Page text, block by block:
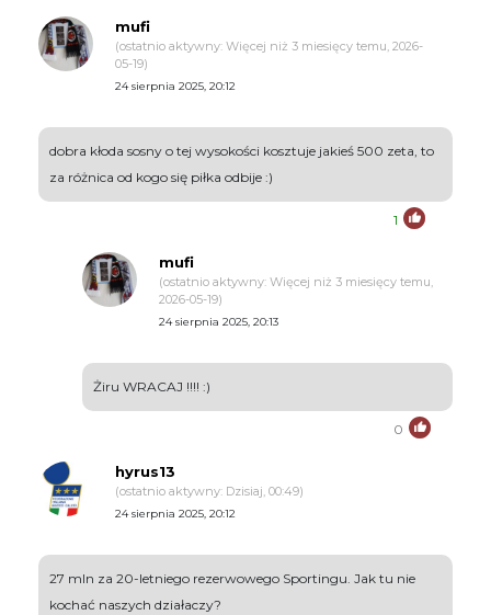
mufi
(ostatnio aktywny: Więcej niż 3 miesięcy temu, 2026-
05-19)
24 sierpnia 2025, 20:12
dobra kłoda sosny o tej wysokości kosztuje jakieś 500 zeta, to
za różnica od kogo się piłka odbije :)
1
mufi
(ostatnio aktywny: Więcej niż 3 miesięcy temu,
2026-05-19)
24 sierpnia 2025, 20:13
Żiru WRACAJ !!!! :)
0
hyrus13
(ostatnio aktywny: Dzisiaj, 00:49)
24 sierpnia 2025, 20:12
27 mln za 20-letniego rezerwowego Sportingu. Jak tu nie
kochać naszych działaczy?